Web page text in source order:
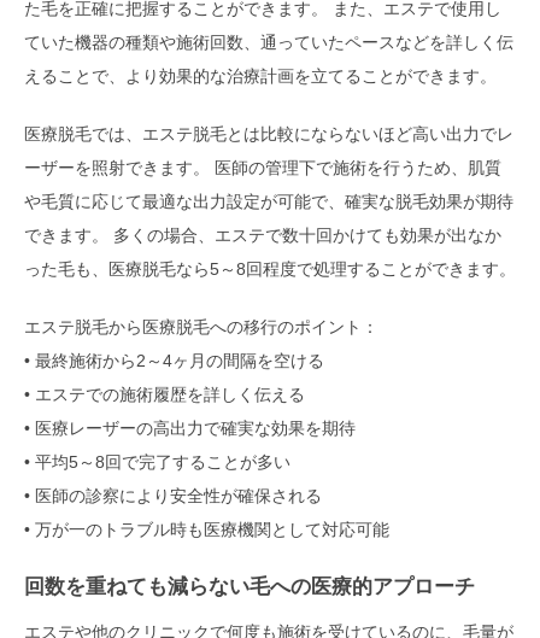
た毛を正確に把握することができます。 また、エステで使用し
ていた機器の種類や施術回数、通っていたペースなどを詳しく伝
えることで、より効果的な治療計画を立てることができます。
医療脱毛では、エステ脱毛とは比較にならないほど高い出力でレ
ーザーを照射できます。 医師の管理下で施術を行うため、肌質
や毛質に応じて最適な出力設定が可能で、確実な脱毛効果が期待
できます。 多くの場合、エステで数十回かけても効果が出なか
った毛も、医療脱毛なら5～8回程度で処理することができます。
エステ脱毛から医療脱毛への移行のポイント：
• 最終施術から2～4ヶ月の間隔を空ける
• エステでの施術履歴を詳しく伝える
• 医療レーザーの高出力で確実な効果を期待
• 平均5～8回で完了することが多い
• 医師の診察により安全性が確保される
• 万が一のトラブル時も医療機関として対応可能
回数を重ねても減らない毛への医療的アプローチ
エステや他のクリニックで何度も施術を受けているのに、毛量が